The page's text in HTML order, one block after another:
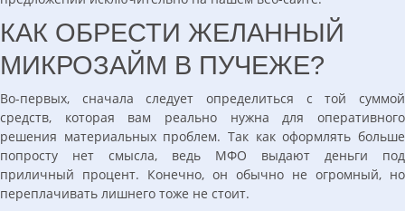
КАК ОБРЕСТИ ЖЕЛАННЫЙ
МИКРОЗАЙМ В ПУЧЕЖЕ?
Во-первых, сначала следует определиться с той суммой
средств, которая вам реально нужна для оперативного
решения материальных проблем. Так как оформлять больше
попросту нет смысла, ведь МФО выдают деньги под
приличный процент. Конечно, он обычно не огромный, но
переплачивать лишнего тоже не стоит.